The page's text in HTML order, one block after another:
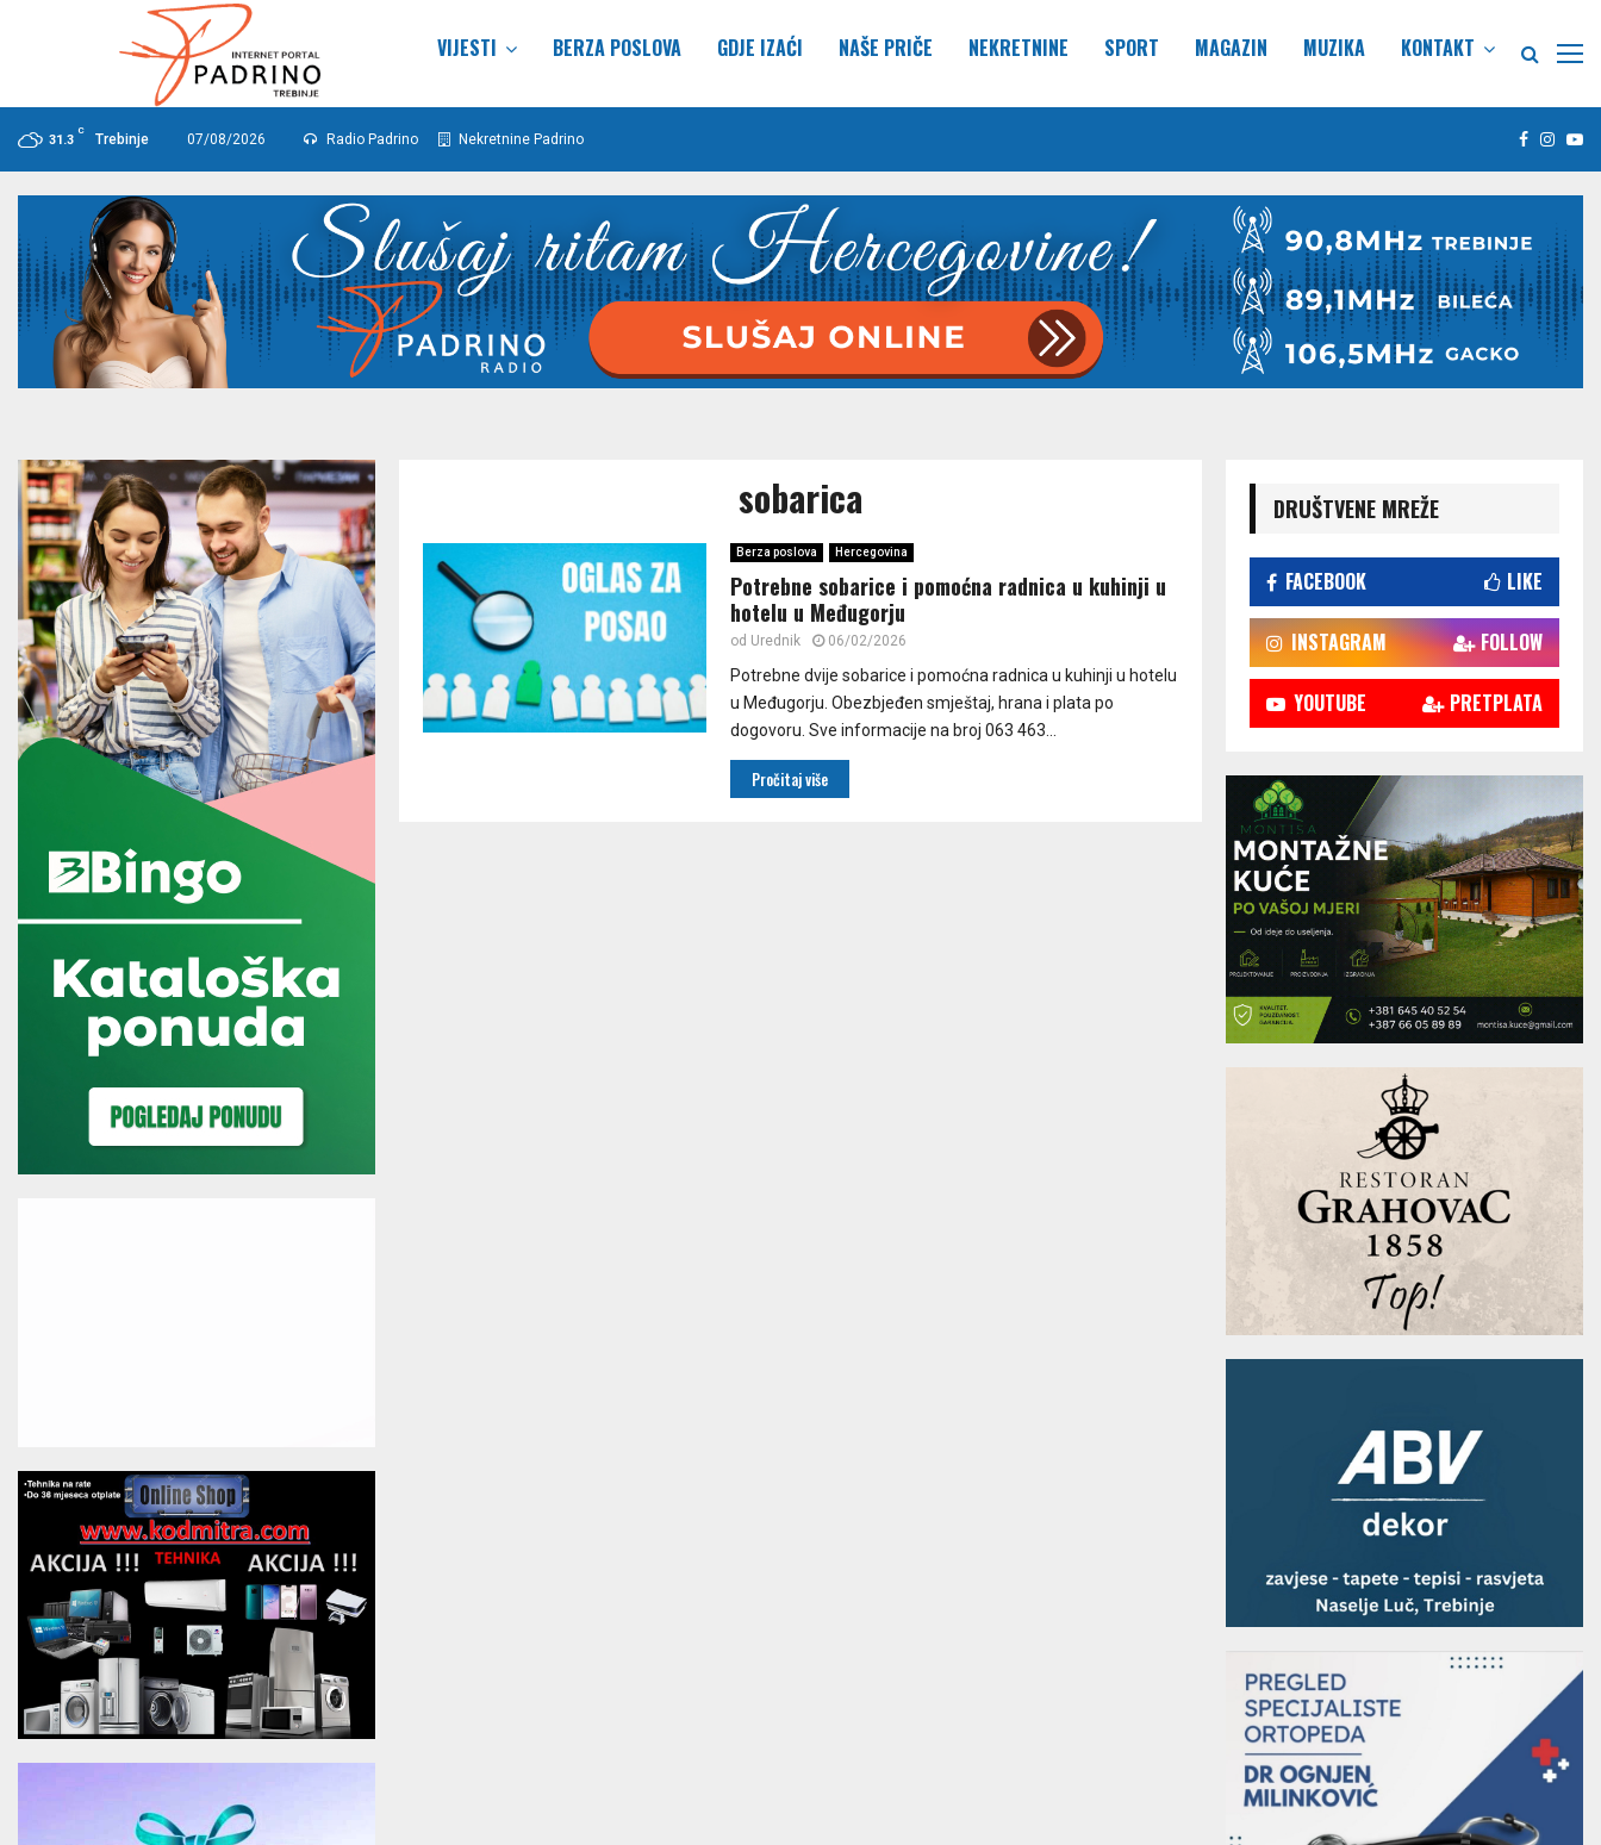
VIJESTI BERZA POSLOVA GDJE IZAĆI NAŠE PRIČE NEKRETNINE SPORT MAGAZIN MUZIKA KONTAKT
31.3
C
Trebinje 07/08/2026 Radio Padrino Nekretnine Padrino Facebook
sobarica
Berza poslova Hercegovina
Potrebne sobarice i pomoćna radnica u kuhinji u
hotelu u Međugorju
od Urednik 06/02/2026
Potrebne dvije sobarice i pomoćna radnica u kuhinji u hotelu
u Međugorju. Obezbjeđen smještaj, hrana i plata po
dogovoru. Sve informacije na broj 063 463...
Pročitaj više
DRUŠTVENE MREŽE
FACEBOOK LIKE
INSTAGRAM FOLLOW
YOUTUBE PRETPLATA